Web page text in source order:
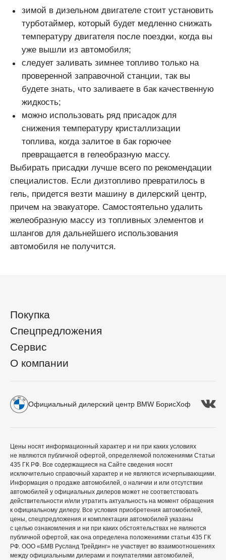
зимой в дизельном двигателе стоит установить
турботаймер, который будет медленно снижать
температуру двигателя после поездки, когда вы
уже вышли из автомобиля;
следует заливать зимнее топливо только на
проверенной заправочной станции, так вы
будете знать, что заливаете в бак качественную
жидкость;
можно использовать ряд присадок для
снижения температуру кристаллизации
топлива, когда залитое в бак горючее
превращается в гелеобразную массу.
Выбирать присадки лучше всего по рекомендации
специалистов. Если дизтопливо превратилось в
гель, придется везти машину в дилерский центр,
причем на эвакуаторе. Самостоятельно удалить
желеобразную массу из топливных элементов и
шлангов для дальнейшего использования
автомобиля не получится.
Покупка
Спецпредложения
Сервис
О компании
Официальный дилерский центр BMW БорисХоф
Цены носят информационный характер и ни при каких условиях
не являются публичной офертой, определяемой положениями Статьи
435 ГК РФ. Все содержащиеся на Сайте сведения носят
исключительно справочный характер и не являются исчерпывающими.
Информация о продаже автомобилей, о наличии и или отсутствии
автомобилей у официальных дилеров может не соответствовать
действительности и/или утратить актуальность на момент обращения
к официальному дилеру. Все условия приобретения автомобилей,
цены, спецпредложения и комплектации автомобилей указаны
с целью ознакомления и ни при каких обстоятельствах не являются
публичной офертой, как она определена положениями статьи 435 ГК
РФ. ООО «БМВ Русланд Трейдинг» не участвует во взаимоотношениях
между официальными дилерами и покупателями автомобилей,